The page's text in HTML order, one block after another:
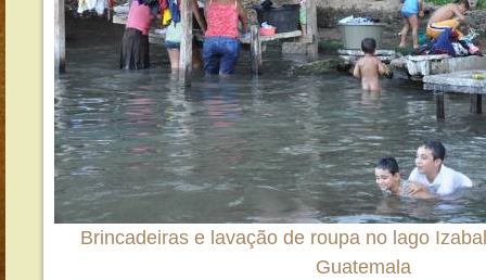
Brincadeiras e lavação de roupa no lago
Guatemala